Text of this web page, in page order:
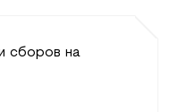
сборов на